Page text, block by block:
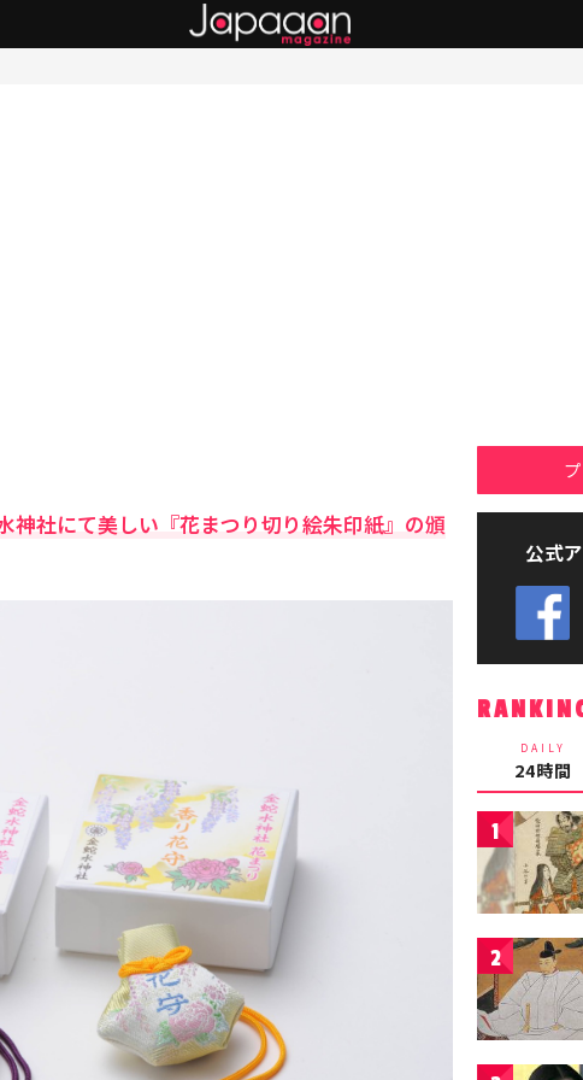
社にて美しい『花まつり切り絵朱印紙』の頒
公式
DAILY
24時間
1
2